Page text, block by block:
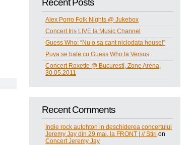
Recent Posts
Alex Porro Folk Nights @ Jukebox
Concert Iris LIVE la Music Channel
Guess Who: “Nu o sa cant niciodata house!”
Puya se bate cu Guess Who la Versus
Concert Roxette @ Bucuresti, Zone Arena,
30.05.2011
Recent Comments
Indie rock autohton in deschiderea concertului
Jeremy Jay din 29 mai, la FRONT | // Stiri on
Concert Jeremy Jay